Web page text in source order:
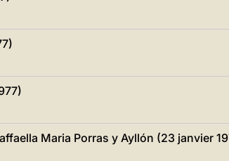
Maria Porras y Ayllón (23 janvier